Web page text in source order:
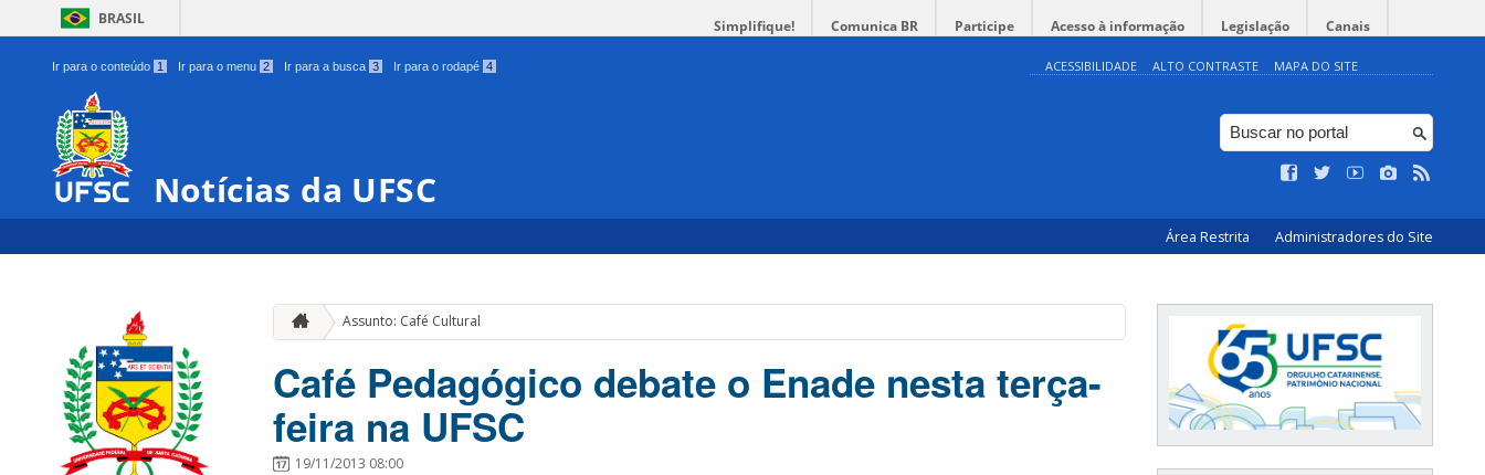
BRASIL Simplifique! Comunica BR Participe Acesso à informação Legislação Canais
Ir para o conteúdo 1 Ir para o menu 2 Ir para a busca 3 Ir para o rodapé 4 ACESSIBILIDADE ALTO CONTRASTE MAPA DO SITE
Notícias da UFSC
Área Restrita Administradores do Site
Assunto: Café Cultural
Café Pedagógico debate o Enade nesta terça-
feira na UFSC
19/11/2013 08:00